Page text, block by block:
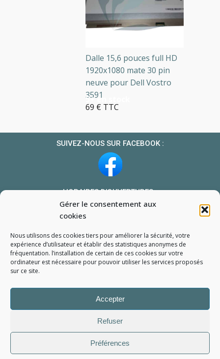
Gérer le consentement aux
cookies
Nous utilisons des cookies tiers pour améliorer la sécurité, votre
expérience d’utilisateur et établir des statistiques anonymes de
fréquentation. l’installation de certain de ces cookies sur votre
ordinateur est nécessaire pour pouvoir utiliser les services proposés
sur ce site.
Accepter
Refuser
Préférences
5+ en stock
Dalle 15,6 pouces full HD
1920x1080 mate 30 pin
neuve pour Dell Vostro
3591
69 € TTC
SUIVEZ-NOUS SUR FACEBOOK :
HORAIRES D’OUVERTURES :
Du lundi au vendredi : 10h-13h et 14h-19h
Le samedi : 10h-13h 14h-18h
NOUS TROUVER
Mon compte
Formulaire de demande de pièce
2006 - 2026